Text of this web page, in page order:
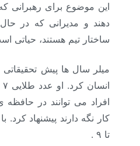
این موضوع برای رهبرانی
دهند و مدیرانی که در
ساختار تیم هستند، حیاتی
میلر سال ها پیش
افراد می توانند در
تا ۹ .